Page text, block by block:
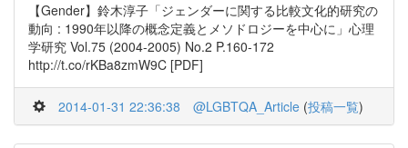
【Gender】鈴木淳子「ジェンダーに関する比較文化的研究の
動向 : 1990年以降の概念定義とメソドロジーを中心に」心理
学研究 Vol.75 (2004-2005) No.2 P.160-172
http://t.co/rKBa8zmW9C [PDF]
2014-01-31 22:36:38 @LGBTQA_Article (投稿一覧)